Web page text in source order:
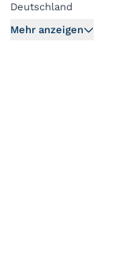
Deutschland
Mehr anzeigen